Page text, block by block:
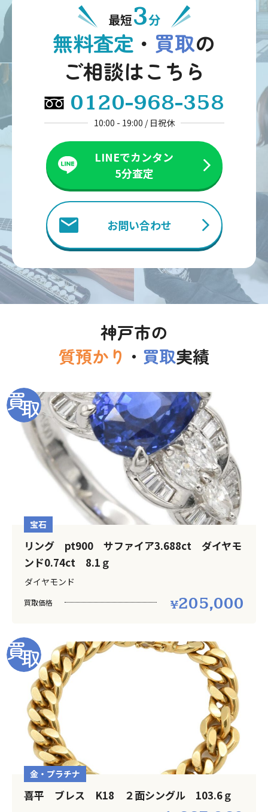
最短3分
無料査定 ・ 買取の
ご相談はこちら
0120-968-358
10:00 - 19:00 / 日祝休
LINEでカンタン
5分査定
お問い合わせ
神戸市の
質預かり ・ 買取実績
宝石
リング pt900 サファイア3.688ct ダイヤモ
ンド0.74ct 8.1ｇ
ダイヤモンド
買取価格 205,000
金・プラチナ
喜平 ブレス K18 ２面シングル 103.6ｇ